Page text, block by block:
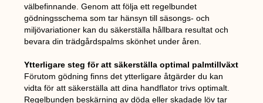
välbefinnande. Genom att följa ett regelbundet
gödningsschema som tar hänsyn till säsongs- och
miljövariationer kan du säkerställa hållbara resultat och
bevara din trädgårdspalms skönhet under åren.
Ytterligare steg för att säkerställa optimal palmtillväxt
Förutom gödning finns det ytterligare åtgärder du kan
vidta för att säkerställa att dina handflator trivs optimalt.
Regelbunden beskärning av döda eller skadade löv tar